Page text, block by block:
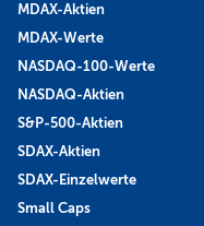
MDAX-Aktien
MDAX-Werte
NASDAQ-100-Werte
NASDAQ-Aktien
S&P-500-Aktien
SDAX-Aktien
SDAX-Einzelwerte
Small Caps